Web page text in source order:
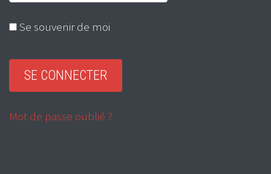
Se souvenir de moi
Mot de passe oublié ?